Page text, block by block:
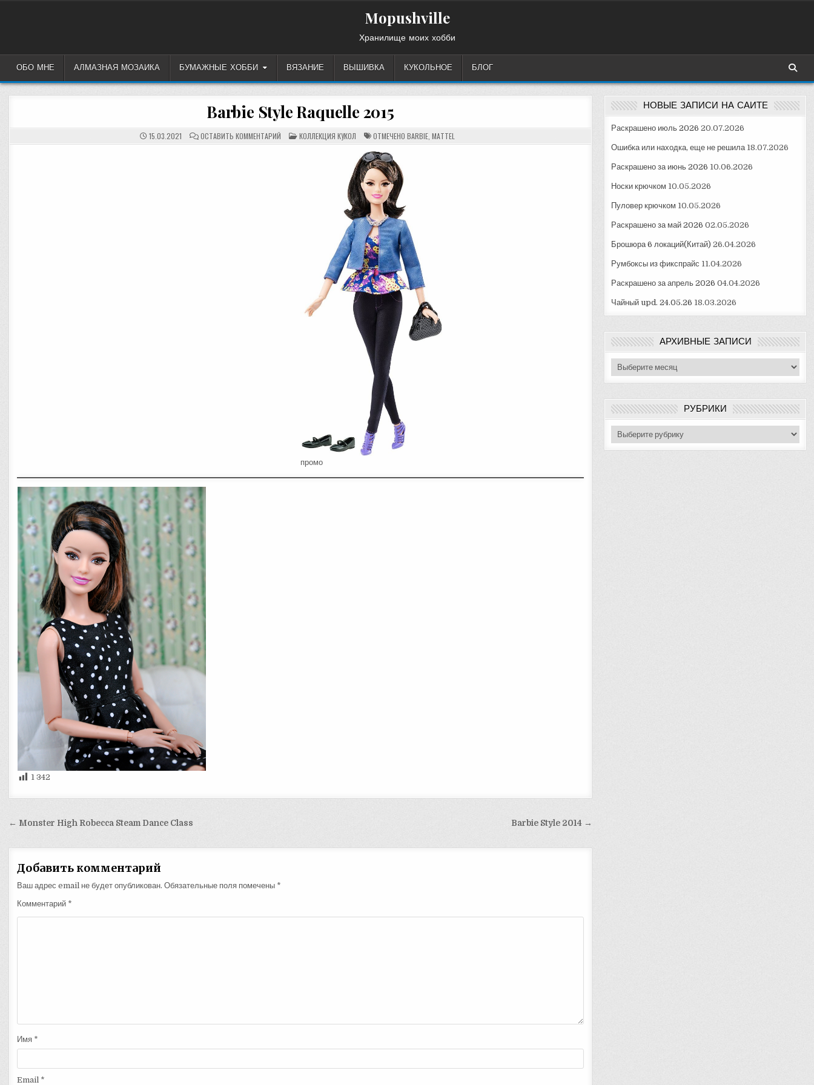
Mopushville
Хранилище моих хобби
ОБО МНЕ АЛМАЗНАЯ МОЗАИКА БУМАЖНЫЕ ХОББИ ВЯЗАНИЕ ВЫШИВКА КУКОЛЬНОЕ БЛОГ
Barbie Style Raquelle 2015
15.03.2021 ОСТАВИТЬ КОММЕНТАРИЙ
BARBIE
ОПУБЛИКОВАНО
В
КОЛЛЕКЦИЯ КУКОЛ ОТМЕЧЕНО BARBIE MATTEL
промо
1 342
Навигация
записям
Barbie Style 2014 →
← Monster High Robecca Steam Dance Class
Добавить комментарий
Ваш адрес email не будет опубликован. Обязательные поля помечены *
Комментарий *
Имя *
Email *
НОВЫЕ ЗАПИСИ НА САЙТЕ
Раскрашено июль 2026 20.07.2026
Ошибка или находка, еще не решила 18.07.2026
Раскрашено за июнь 2026 10.06.2026
Носки крючком 10.05.2026
Пуловер крючком 10.05.2026
Раскрашено за май 2026 02.05.2026
Брошюра 6 локаций(Китай) 26.04.2026
Румбоксы из фикспрайс 11.04.2026
Раскрашено за апрель 2026 04.04.2026
Чайный upd. 24.05.26 18.03.2026
АРХИВНЫЕ ЗАПИСИ
Архивные
записи
РУБРИКИ
Рубрики